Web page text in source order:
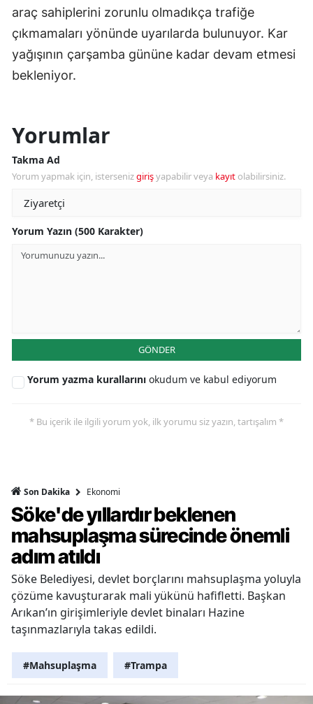
araç sahiplerini zorunlu olmadıkça trafiğe
çıkmamaları yönünde uyarılarda bulunuyor. Kar
yağışının çarşamba gününe kadar devam etmesi
bekleniyor.
Yorumlar
Takma Ad
Yorum yapmak için, istersenizgirişyapabilir veya kayıt olabilirsiniz.
Yorum Yazın (500 Karakter)
GÖNDER
Yorum yazma kurallarını okudum ve kabul ediyorum
* Bu içerik ile ilgili yorum yok, ilk yorumu siz yazın, tartışalım *
Son Dakika Ekonomi
Söke'de yıllardır beklenen
mahsuplaşma sürecinde önemli
adım atıldı
Söke Belediyesi, devlet borçlarını mahsuplaşma yoluyla
çözüme kavuşturarak mali yükünü hafifletti. Başkan
Arıkan’ın girişimleriyle devlet binaları Hazine
taşınmazlarıyla takas edildi.
#Mahsuplaşma #Trampa